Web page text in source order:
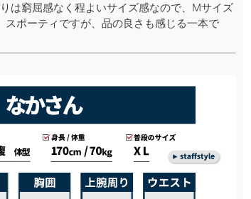
は窮屈感なく程よいサイズ感なので、Mサイズ
スポーティですが、品の良さも感じる一本で